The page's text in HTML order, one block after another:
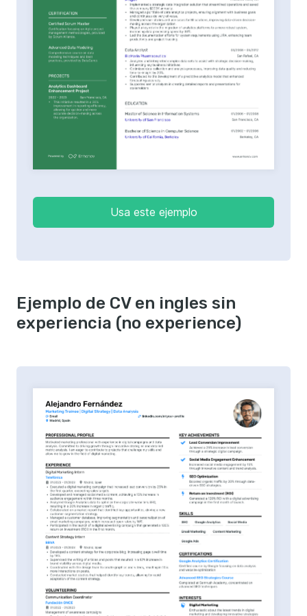
Usa este ejemplo
Ejemplo de CV en ingles sin
experiencia (no experience)